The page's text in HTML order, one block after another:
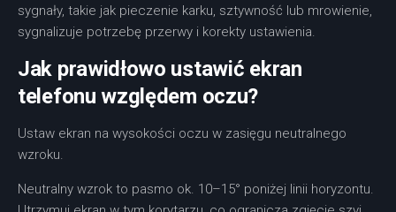
sygnały, takie jak pieczenie karku, sztywność lub mrowienie,
sygnalizuje potrzebę przerwy i korekty ustawienia.
Jak prawidłowo ustawić ekran
telefonu względem oczu?
Ustaw ekran na wysokości oczu w zasięgu neutralnego
wzroku.
Neutralny wzrok to pasmo ok. 10–15° poniżej linii horyzontu.